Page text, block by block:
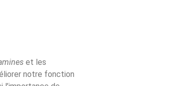
et les
notre fonction